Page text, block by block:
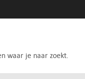
waar je naar zoekt.